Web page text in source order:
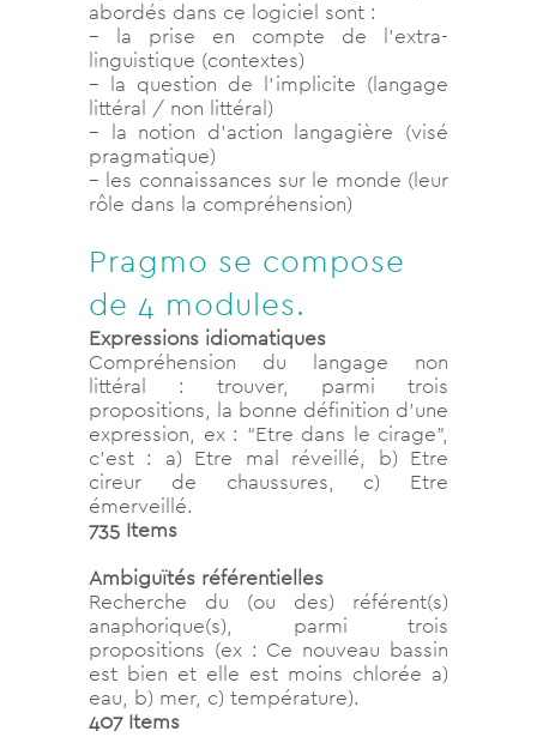
abordés dans ce logiciel sont :
– la prise en compte de l’extra-
linguistique (contextes)
– la question de l’implicite (langage
littéral / non littéral)
– la notion d’action langagière (visé
pragmatique)
– les connaissances sur le monde (leur
rôle dans la compréhension)
Pragmo se compose
de 4 modules.
Expressions idiomatiques
Compréhension du langage non
littéral : trouver, parmi trois
propositions, la bonne définition d’une
expression, ex : “Etre dans le cirage”,
c’est : a) Etre mal réveillé, b) Etre
cireur de chaussures, c) Etre
émerveillé.
735 Items
Ambiguïtés référentielles
Recherche du (ou des) référent(s)
anaphorique(s), parmi trois
propositions (ex : Ce nouveau bassin
est bien et elle est moins chlorée a)
eau, b) mer, c) température).
407 Items